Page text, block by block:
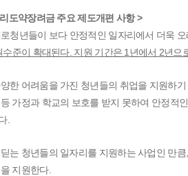
도약장려금 주요 제도개편 사항 >
로청년들이 보다 안정적인 일자리에서 더욱
수준이 확대된다. 지원 기간은 1년에서 2년
한 어려움을 가진 청년들의 취업을 지원하
가정과 학교의 보호를 받지 못하여 안정적
.
는 청년들의 일자리를 지원하는 사업인 만
지원한다.